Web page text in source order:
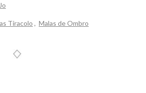
Tiracolo , Malas de Ombro